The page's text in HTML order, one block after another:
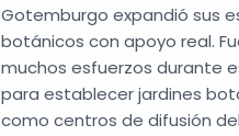
Gotemburgo expandió sus
botánicos con apoyo real.
muchos esfuerzos durante
para establecer jardines
como centros de difusión del